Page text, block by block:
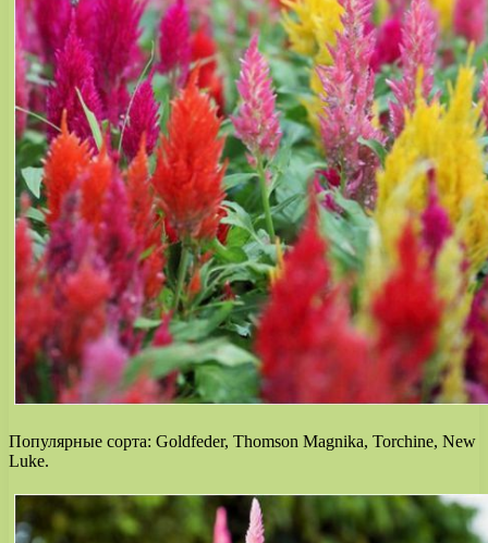
Популярные сорта: Goldfeder, Thomson Magnika, Torchine, New
Luke.